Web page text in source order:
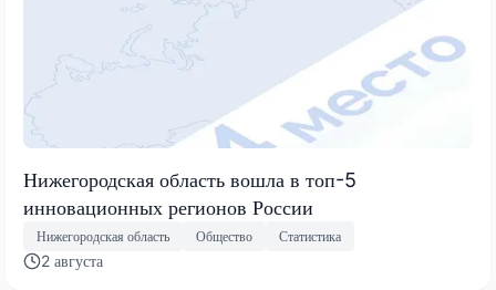
Нижегородская область вошла в топ-5
инновационных регионов России
Нижегородская область Общество Статистика
2 августа